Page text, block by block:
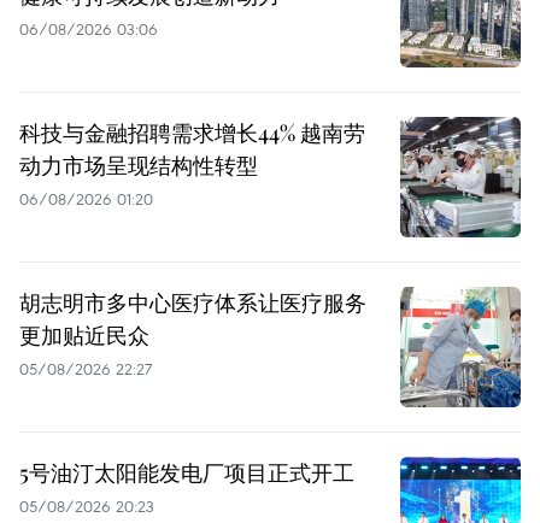
06/08/2026 03:06
科技与金融招聘需求增长44% 越南劳
动力市场呈现结构性转型
06/08/2026 01:20
胡志明市多中心医疗体系让医疗服务
更加贴近民众
05/08/2026 22:27
5号油汀太阳能发电厂项目正式开工
05/08/2026 20:23